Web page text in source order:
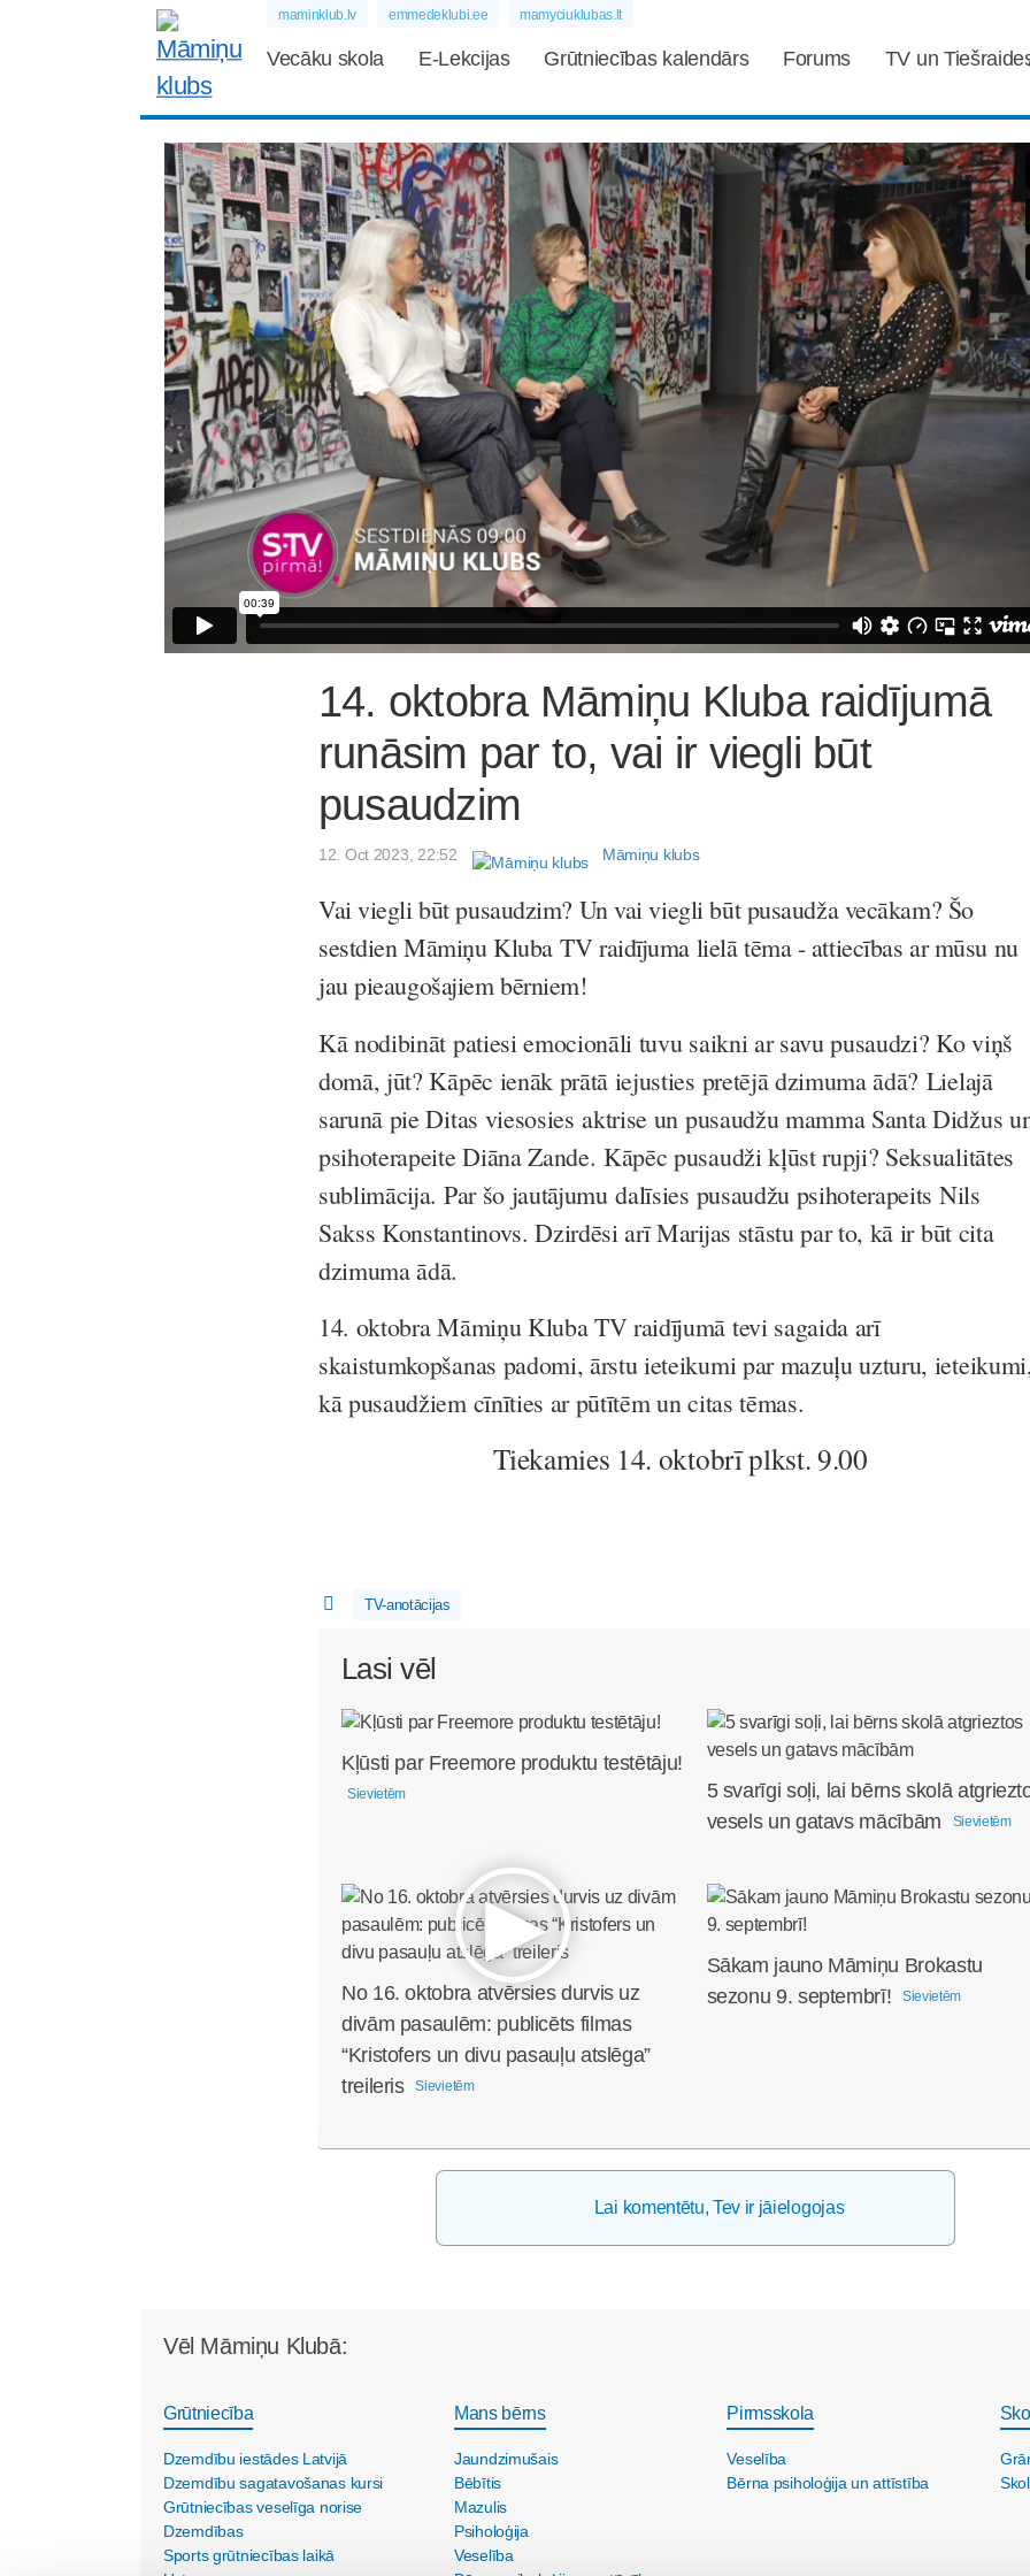
maminklub.lv emmedeklubi.ee mamyciuklubas.lt
Vecāku skola E-Lekcijas Grūtniecības kalendārs Forums TV un
14. oktobra Māmiņu Kluba raidījumā
runāsim par to, vai ir viegli būt
pusaudzim
12. Oct 2023, 22:52 Māmiņu klubs
Vai viegli būt pusaudzim? Un vai viegli būt pusaudža vecākam? Šo
sestdien Māmiņu Kluba TV raidījuma lielā tēma - attiecības ar mūsu nu
jau pieaugošajiem bērniem!
Kā nodibināt patiesi emocionāli tuvu saikni ar savu pusaudzi? Ko viņš
domā, jūt? Kāpēc ienāk prātā iejusties pretējā dzimuma ādā? Lielajā
sarunā pie Ditas viesosies aktrise un pusaudžu mamma Santa Didžus
psihoterapeite Diāna Zande. Kāpēc pusaudži kļūst rupji? Seksualitātes
sublimācija. Par šo jautājumu dalīsies pusaudžu psihoterapeits Nils
Sakss Konstantinovs. Dzirdēsi arī Marijas stāstu par to, kā ir būt cita
dzimuma ādā.
14. oktobra Māmiņu Kluba TV raidījumā tevi sagaida arī
skaistumkopšanas padomi, ārstu ieteikumi par mazuļu uzturu,
kā pusaudžiem cīnīties ar pūtītēm un citas tēmas.
Tiekamies 14. oktobrī plkst. 9.00
TV-anotācijas
Lasi vēl
Kļūsti par Freemore produktu testētāju!
Sievietēm
5 svarīgi soļi, lai bērns skolā
vesels un gatavs mācībām
Sievietēm
No 16. oktobra atvērsies durvis uz
divām pasaulēm: publicēts filmas
“Kristofers un divu pasauļu atslēga”
treileris
Sievietēm
Sākam jauno Māmiņu Brokastu
sezonu 9. septembrī!
Sievietēm
Lai komentētu, Tev ir jāielogojas
Vēl Māmiņu Klubā:
Grūtniecība
Dzemdību iestādes Latvijā
Dzemdību sagatavošanas kursi
Grūtniecības veselīga norise
Dzemdības
Sports grūtniecības laikā
Mans bērns
Jaundzimušais
Bēbītis
Mazulis
Psiholoģija
Veselība
Pirmsskola
Veselība
Bērna psiholoģija un attīstība